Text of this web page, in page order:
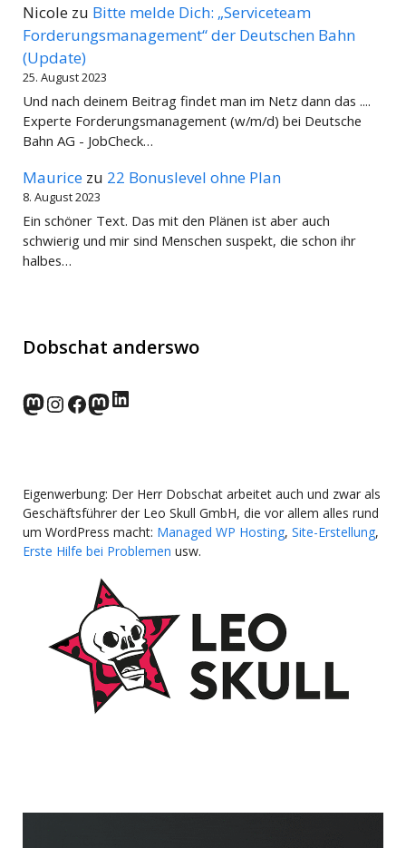
Nicole zu Bitte melde Dich: „Serviceteam
Forderungsmanagement“ der Deutschen Bahn
(Update)
25. August 2023
Und nach deinem Beitrag findet man im Netz dann das ....
Experte Forderungsmanagement (w/m/d) bei Deutsche
Bahn AG - JobCheck…
Maurice zu 22 Bonuslevel ohne Plan
8. August 2023
Ein schöner Text. Das mit den Plänen ist aber auch
schwierig und mir sind Menschen suspekt, die schon ihr
halbes…
Dobschat anderswo
norden.social
Instagram
Facebook
wp-punks.social
LinkedIn
Eigenwerbung: Der Herr Dobschat arbeitet auch und zwar als
Geschäftsführer der Leo Skull GmbH, die vor allem alles rund
um WordPress macht: Managed WP Hosting, Site-Erstellung,
Erste Hilfe bei Problemen usw.